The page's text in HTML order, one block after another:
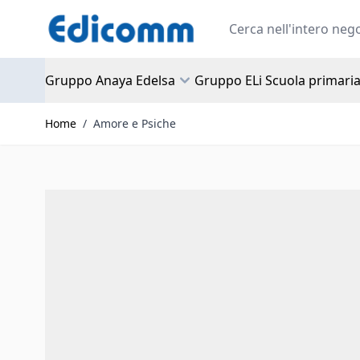
Search
Gruppo Anaya Edelsa Gruppo ELi Scuola primaria
Home / Amore e Psiche